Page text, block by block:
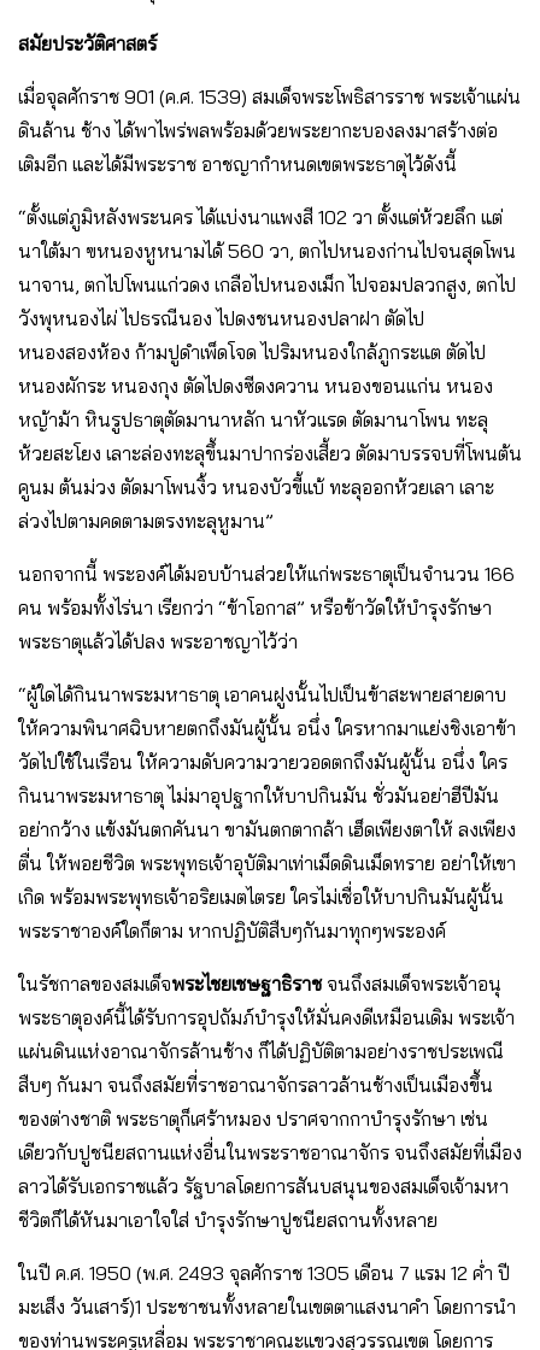
สมัยประวัติศาสตร์
เมื่อจุลศักราช 901 (ค.ศ. 1539) สมเด็จพระโพธิสารราช พระเจ้าแผ่น
ดินล้าน ช้าง ได้พาไพร่พลพร้อมด้วยพระยากะบองลงมาสร้างต่อ
เติมอีก และได้มีพระราช อาชญากําหนดเขตพระธาตุไว้ดังนี้
“ตั้งแต่ภูมิหลังพระนคร ได้แบ่งนาแพงสี 102 วา ตั้งแต่ห้วยลึก แต่
นาใต้มา ฃหนองหูหนามได้ 560 วา, ตกไปหนองก่านไปจนสุดโพน
นาจาน, ตกไปโพนแก่วดง เกลือไปหนองเม็ก ไปจอมปลวกสูง, ตกไป
วังพุหนองไผ่ ไปธรณีนอง ไปดงชนหนองปลาฝา ตัดไป
หนองสองห้อง ก้ามปูดําเพ็ดโจด ไปริมหนองใกล้ภูกระแต ตัดไป
หนองผักระ หนองกุง ตัดไปดงซีดงควาน หนองขอนแก่น หนอง
หญ้าม้า หินรูปธาตุตัดมานาหลัก นาหัวแรด ตัดมานาโพน ทะลุ
ห้วยสะโยง เลาะล่องทะลุขึ้นมาปากร่องเสี้ยว ตัดมาบรรจบที่โพนต้น
คูนม ต้นม่วง ตัดมาโพนงิ้ว หนองบัวขี้แบ้ ทะลุออกห้วยเลา เลาะ
ล่วงไปตามคดตามตรงทะลุหูมาน”
นอกจากนี้ พระองค์ได้มอบบ้านส่วยให้แก่พระธาตุเป็นจํานวน 166
คน พร้อมทั้งไร่นา เรียกว่า “ข้าโอกาส” หรือข้าวัดให้บํารุงรักษา
พระธาตุแล้วได้ปลง พระอาชญาไว้ว่า
“ผู้ใดได้กินนาพระมหาธาตุ เอาคนฝูงนั้นไปเป็นข้าสะพายสายดาบ
ให้ความพินาศฉิบหายตกถึงมันผู้นั้น อนึ่ง ใครหากมาแย่งชิงเอาข้า
วัดไปใช้ในเรือน ให้ความดับความวายวอดตกถึงมันผู้นั้น อนึ่ง ใคร
กินนาพระมหาธาตุ ไม่มาอุปฐากให้บาปกินมัน ชั่วมันอย่าฮีปีมัน
อย่ากว้าง แข้งมันตกคันนา ขามันตกตากล้า เฮ็ดเพียงตาให้ ลงเพียง
ตื่น ให้พอยชีวิต พระพุทธเจ้าอุบัติมาเท่าเม็ดดินเม็ดทราย อย่าให้เขา
เกิด พร้อมพระพุทธเจ้าอริยเมตไตรย ใครไม่เชื่อให้บาปกินมันผู้นั้น
พระราชาองค์ใดก็ตาม หากปฏิบัติสืบๆกันมาทุกๆพระองค์
ในรัชกาลของสมเด็จพระไชยเชษฐาธิราชจนถึงสมเด็จพระเจ้าอนุ
พระธาตุองค์นี้ได้รับการอุปถัมภ์บํารุงให้มั่นคงดีเหมือนเดิม พระเจ้า
แผ่นดินแห่งอาณาจักรล้านช้าง ก็ได้ปฏิบัติตามอย่างราชประเพณี
สืบๆ กันมา จนถึงสมัยที่ราชอาณาจักรลาวล้านช้างเป็นเมืองขึ้น
ของต่างชาติ พระธาตุก็เศร้าหมอง ปราศจากกาบํารุงรักษา เช่น
เดียวกับปูชนียสถานแห่งอื่นในพระราชอาณาจักร จนถึงสมัยที่เมือง
ลาวได้รับเอกราชแล้ว รัฐบาลโดยการสันบสนุนของสมเด็จเจ้ามหา
ชีวิตก็ได้หันมาเอาใจใส่ บํารุงรักษาปูชนียสถานทั้งหลาย
ในปี ค.ศ. 1950 (พ.ศ. 2493 จุลศักราช 1305 เดือน 7 แรม 12 ค่ำ ปี
มะเส็ง วันเสาร์)1 ประชาชนทั้งหลายในเขตตาแสงนาคํา โดยการนํา
ของท่านพระครูเหลื่อม พระราชาคณะแขวงสุวรรณเขต โดยการ